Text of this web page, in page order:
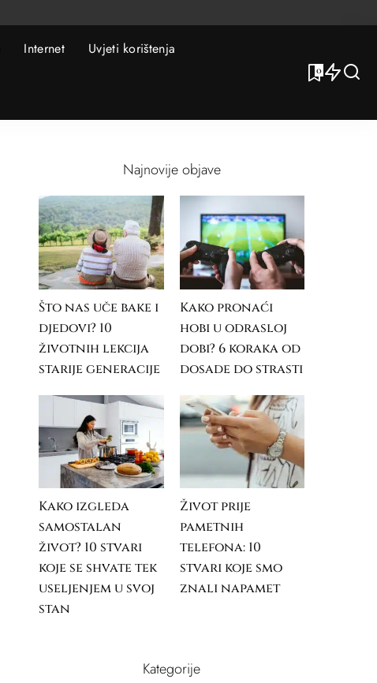
Internet Uvjeti korištenja
0
Najnovije objave
Što nas uče bake i
djedovi? 10
životnih lekcija
starije generacije
Kako pronaći
hobi u odrasloj
dobi? 6 koraka od
dosade do strasti
Kako izgleda
samostalan
život? 10 stvari
koje se shvate tek
useljenjem u svoj
stan
Život prije
pametnih
telefona: 10
stvari koje smo
znali napamet
Kategorije